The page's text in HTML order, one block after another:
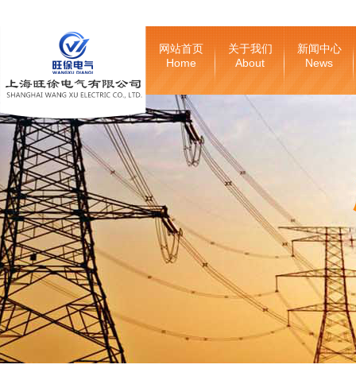
网站首页
Home
关于我们
About
新闻中心
News